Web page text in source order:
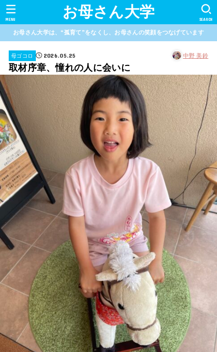
お母さん大学 SEARCH
MENU
お母さん大学は、“孤育て”をなくし、お母さんの笑顔をつなげています
母ゴコロ 2026.05.25 中野 美鈴
取材序章、憧れの人に会いに